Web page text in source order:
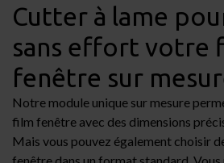
Cutter à lame
sans effort votre
fenêtre sur
Notre module unique sur mesure
film fenêtre avec des dimensions
Mais vous pouvez également choisir